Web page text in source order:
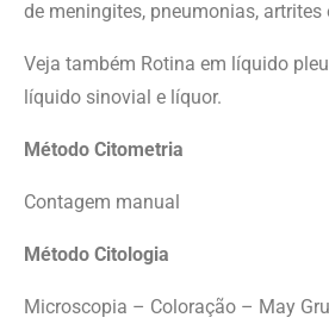
de meningites, pneumonias, artrites
Veja também Rotina em líquido
líquido sinovial e líquor.
Método Citometria
Contagem manual
Método Citologia
Microscopia – Coloração – May